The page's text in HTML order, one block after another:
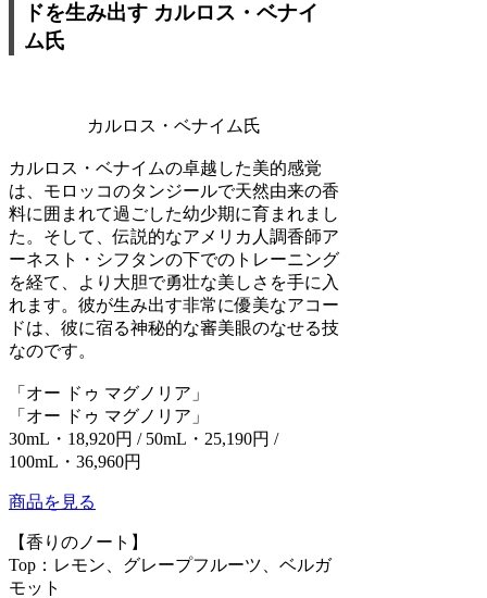
ドを生み出す カルロス・ベナイ
ム氏
カルロス・ベナイム氏
カルロス・ベナイムの卓越した美的感覚
は、モロッコのタンジールで天然由来の香
料に囲まれて過ごした幼少期に育まれまし
た。そして、伝説的なアメリカ人調香師ア
ーネスト・シフタンの下でのトレーニング
を経て、より大胆で勇壮な美しさを手に入
れます。彼が生み出す非常に優美なアコー
ドは、彼に宿る神秘的な審美眼のなせる技
なのです。
「オー ドゥ マグノリア」
「オー ドゥ マグノリア」
30mL・18,920円 / 50mL・25,190円 /
100mL・36,960円
商品を見る
【香りのノート】
Top：レモン、グレープフルーツ、ベルガ
モット